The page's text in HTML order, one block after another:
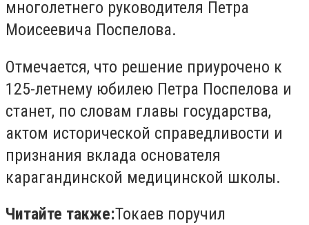
многолетнего руководителя Петра
Моисеевича Поспелова.
Отмечается, что решение приурочено к
125-летнему юбилею Петра Поспелова и
станет, по словам главы государства,
актом исторической справедливости и
признания вклада основателя
карагандинской медицинской школы.
Читайте также:Токаев поручил